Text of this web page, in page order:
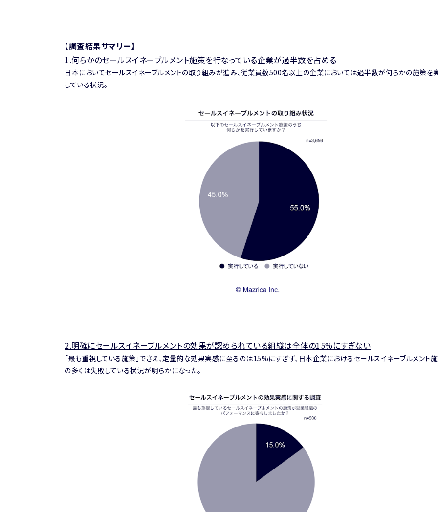
【調査結果サマリー】
1.何らかのセールスイネーブルメント施策を行なっている企業が過半数を占める
日本においてセールスイネーブルメントの取り組みが進み、従業員数500名以上の企業においては過半数が何らかの施策を
している状況。
2.明確にセールスイネーブルメントの効果が認められている組織は全体の15%にすぎない
「最も重視している施策」でさえ、定量的な効果実感に至るのは15%にすぎず、日本企業におけるセールスイネーブルメント
の多くは失敗している状況が明らかになった。